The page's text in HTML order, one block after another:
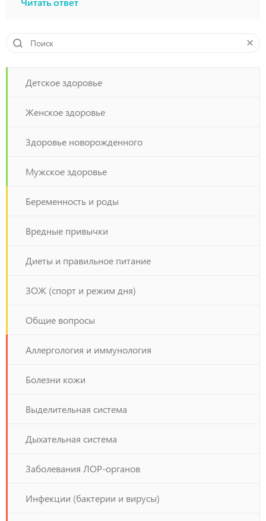
Детское здоровье
Женское здоровье
Здоровье новорожденного
Мужское здоровье
Беременность и роды
Вредные привычки
Диеты и правильное питание
ЗОЖ (спорт и режим дня)
Общие вопросы
Аллергология и иммунология
Болезни кожи
Выделительная система
Дыхательная система
Заболевания ЛОР-органов
Инфекции (бактерии и вирусы)